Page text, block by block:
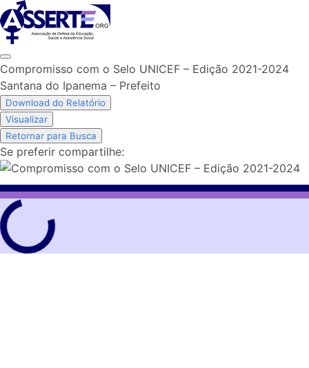
Skip
to
content
Compromisso com o Selo UNICEF – Edição 2021-2024
Santana do Ipanema – Prefeito
Download do Relatório
Visualizar
Retornar para Busca
Se preferir compartilhe: